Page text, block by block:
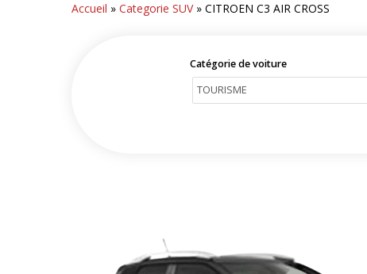
Accueil »Categorie SUV»CITROEN C3 AIR CROSS
Catégorie de voiture